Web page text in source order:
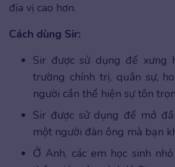
địa vị cao hơn.
Cách dùng Sir:
Sir được sử dụng để xưng
trường chính trị, quân sự,
người cần thể hiện sự tôn
Sir được sử dụng để mở
một người đàn ông mà bạn
Ở Anh, các em học sinh